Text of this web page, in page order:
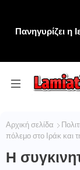
Πανηγυρίζει η
Αρχική σελίδα
πόλεμο στο Ιράκ και
Η